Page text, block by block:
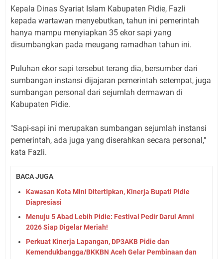
Kepala Dinas Syariat Islam Kabupaten Pidie, Fazli
kepada wartawan menyebutkan, tahun ini pemerintah
hanya mampu menyiapkan 35 ekor sapi yang
disumbangkan pada meugang ramadhan tahun ini.
Puluhan ekor sapi tersebut terang dia, bersumber dari
sumbangan instansi dijajaran pemerintah setempat, juga
sumbangan personal dari sejumlah dermawan di
Kabupaten Pidie.
"Sapi-sapi ini merupakan sumbangan sejumlah instansi
pemerintah, ada juga yang diserahkan secara personal,"
kata Fazli.
BACA JUGA
Kawasan Kota Mini Ditertipkan, Kinerja Bupati Pidie
Diapresiasi
Menuju 5 Abad Lebih Pidie: Festival Pedir Darul Amni
2026 Siap Digelar Meriah!
Perkuat Kinerja Lapangan, DP3AKB Pidie dan
Kemendukbangga/BKKBN Aceh Gelar Pembinaan dan